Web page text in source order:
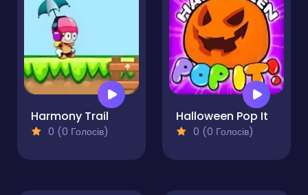
Harmony Trail
0 (0 Голосів)
Halloween Pop It
0 (0 Голосів)